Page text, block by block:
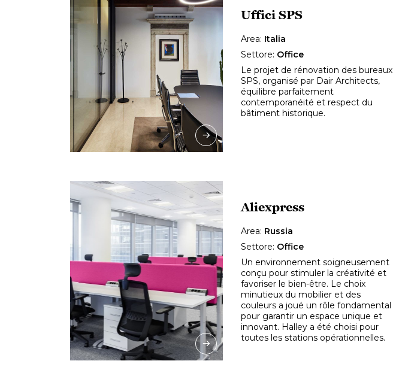
Uffici SPS
Area: Italia
Settore: Office
Le projet de rénovation des bureaux
SPS, organisé par Dair Architects,
équilibre parfaitement
contemporanéité et respect du
bâtiment historique.
Aliexpress
Area: Russia
Settore: Office
Un environnement soigneusement
conçu pour stimuler la créativité et
favoriser le bien-être. Le choix
minutieux du mobilier et des
couleurs a joué un rôle fondamental
pour garantir un espace unique et
innovant. Halley a été choisi pour
toutes les stations opérationnelles.